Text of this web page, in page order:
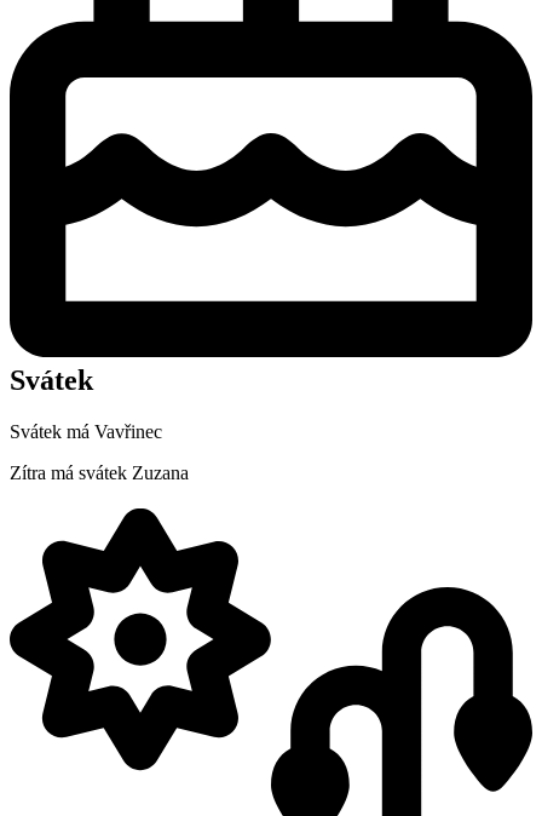
Svátek
Svátek má Vavřinec
Zítra má svátek Zuzana